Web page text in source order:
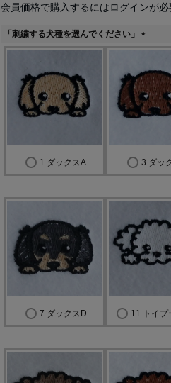
会員価格で購入するにはログインが必
「刺繍する犬種を選んでください」
(
須
)
1.ダックスA 3.ダッ
7.ダックスD 11.トイプ